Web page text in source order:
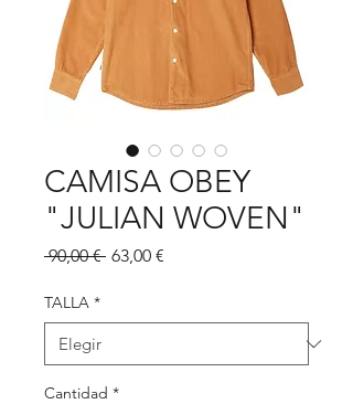
CAMISA OBEY
"JULIAN WOVEN"
90,00 € Precio
63,00 €
TALLA *
Cantidad *